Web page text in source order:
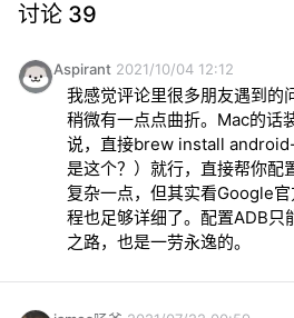
讨论 39
Aspirant 2021/10/04 12:12
我感觉评论里很多朋友遇到的
稍微有一点点曲折。Mac的话
说，直接brew install
是这个？）就行，直接帮你
复杂一点，但其实看Google
程也足够详细了。配置ADB只
之路，也是一劳永逸的。